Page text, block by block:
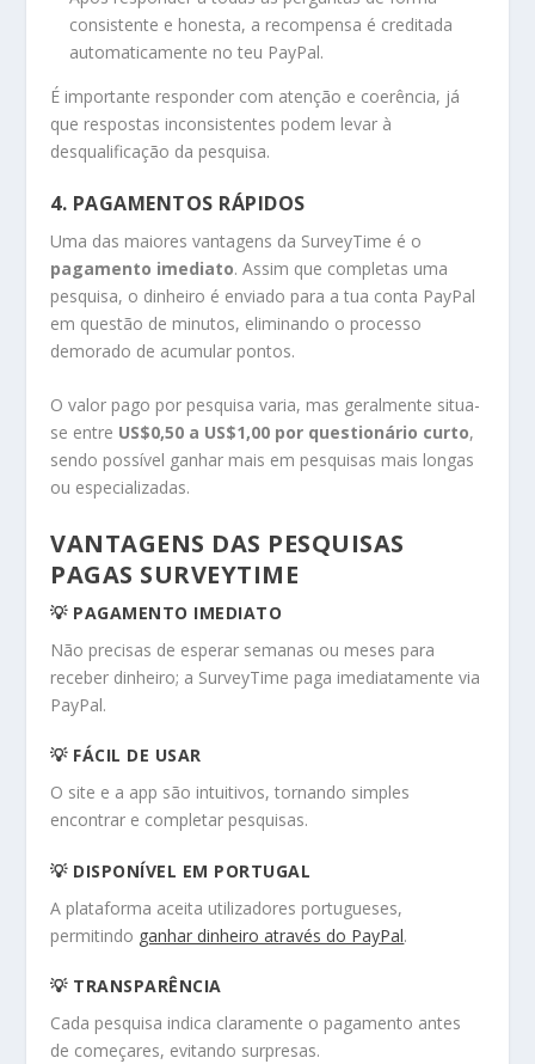
consistente e honesta, a recompensa é creditada
automaticamente no teu PayPal.
É importante responder com atenção e coerência, já
que respostas inconsistentes podem levar à
desqualificação da pesquisa.
4. PAGAMENTOS RÁPIDOS
Uma das maiores vantagens da SurveyTime é o
pagamento imediato. Assim que completas uma
pesquisa, o dinheiro é enviado para a tua conta PayPal
em questão de minutos, eliminando o processo
demorado de acumular pontos.
O valor pago por pesquisa varia, mas geralmente situa-
se entre US$0,50 a US$1,00 por questionário curto,
sendo possível ganhar mais em pesquisas mais longas
ou especializadas.
VANTAGENS DAS PESQUISAS
PAGAS SURVEYTIME
💡 PAGAMENTO IMEDIATO
Não precisas de esperar semanas ou meses para
receber dinheiro; a SurveyTime paga imediatamente via
PayPal.
💡 FÁCIL DE USAR
O site e a app são intuitivos, tornando simples
encontrar e completar pesquisas.
💡 DISPONÍVEL EM PORTUGAL
A plataforma aceita utilizadores portugueses,
permitindo ganhar dinheiro através do PayPal.
💡 TRANSPARÊNCIA
Cada pesquisa indica claramente o pagamento antes
de começares, evitando surpresas.